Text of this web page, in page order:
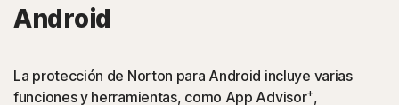
Android
La protección de Norton para Android incluye varias
funciones y herramientas, como App Advisor+,